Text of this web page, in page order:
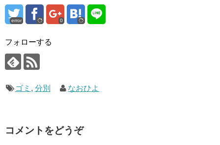
error 0
フォローする
ゴミ , 分別 なおひよ
コメントをどうぞ